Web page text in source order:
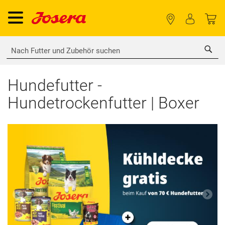
Hundefutter -
Hundetrockenfutter | Boxer